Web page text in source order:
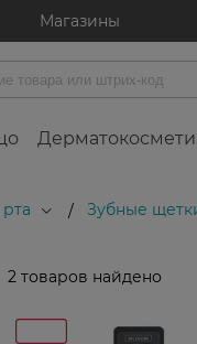
Магазины
/ Зубные
2 товаров найдено